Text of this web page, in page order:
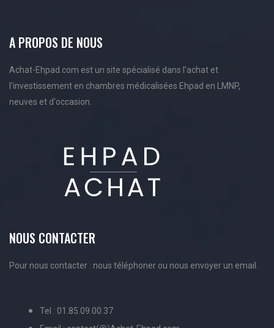
A PROPOS DE NOUS
Achat-Ehpad.com est un site spécialisé dans l'achat et
l'investissement en chambres médicalisées Ehpad en LMNP,
neuves et d'occasion.
NOUS CONTACTER
Pour nous contacter : nous téléphoner ou nous envoyer un email.
Tel : 01.85.09.00.37